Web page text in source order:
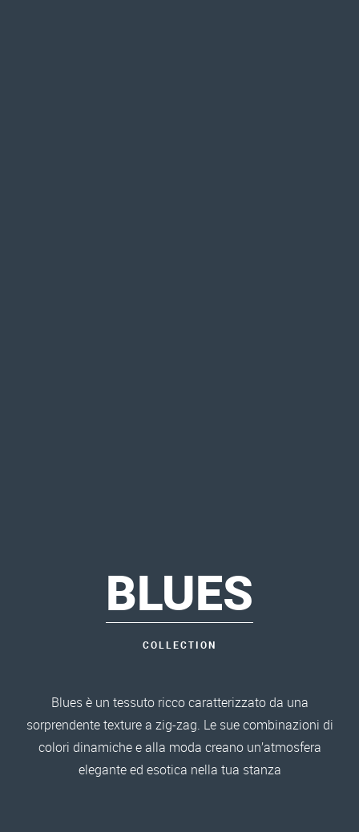
BLUES
COLLECTION
Blues è un tessuto ricco caratterizzato da una
sorprendente texture a zig-zag. Le sue combinazioni di
colori dinamiche e alla moda creano un’atmosfera
elegante ed esotica nella tua stanza